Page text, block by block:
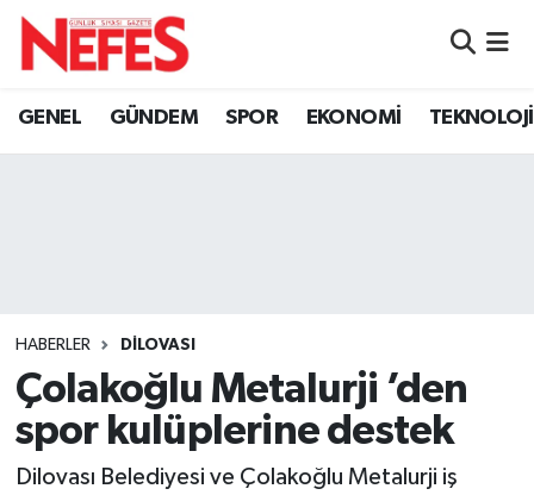
GENEL GÜNDEM SPOR EKONOMİ TEKNOLOJİ
HABERLER DİLOVASI
Çolakoğlu Metalurji ’den
spor kulüplerine destek
Dilovası Belediyesi ve Çolakoğlu Metalurji iş
Hava Durumu
Süper Lig Puan Durumu ve Fikstür
Tüm Manşetler
Son Dakika Haberleri